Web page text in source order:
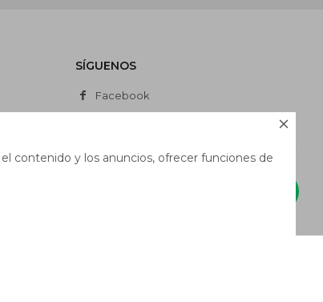

contenido y los anuncios, ofrecer funciones de
SÍGUENOS
Facebook